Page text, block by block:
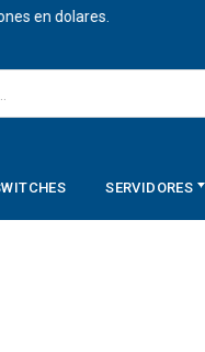
en dolares.
SERVIDORES